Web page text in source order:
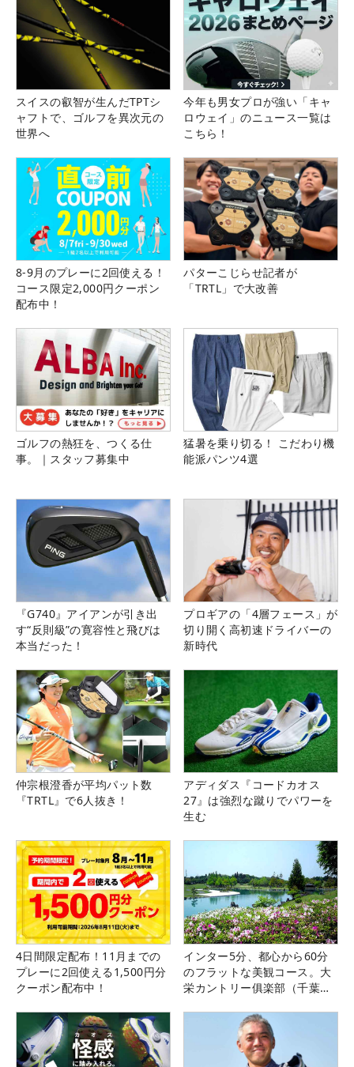
スイスの叡智が生んだTPTシ
ャフトで、ゴルフを異次元の
世界へ
今年も男女プロが強い「キャ
ロウェイ」のニュース一覧は
こちら！
8-9月のプレーに2回使える！
コース限定2,000円クーポン
配布中！
パターこじらせ記者が
「TRTL」で大改善
ゴルフの熱狂を、つくる仕
事。｜スタッフ募集中
猛暑を乗り切る！ こだわり機
能派パンツ4選
『G740』アイアンが引き出
す“反則級”の寛容性と飛びは
本当だった！
プロギアの「4層フェース」が
切り開く高初速ドライバーの
新時代
仲宗根澄香が平均パット数
『TRTL』で6人抜き！
アディダス『コードカオス
27』は強烈な蹴りでパワーを
生む
4日間限定配布！11月までの
プレーに2回使える1,500円分
クーポン配布中！
インター5分、都心から60分
のフラットな美観コース。大
栄カントリー俱楽部（千葉